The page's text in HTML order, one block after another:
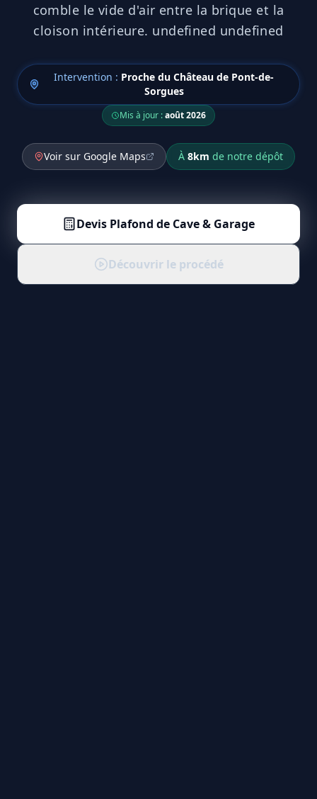
comble le vide d'air entre la brique et la
cloison intérieure. undefined undefined
Intervention : Proche du Château de Pont-de-
Sorgues
Mis à jour :août 2026
Voir sur Google Maps À 8km de notre dépôt
Devis Plafond de Cave & Garage
Découvrir le procédé